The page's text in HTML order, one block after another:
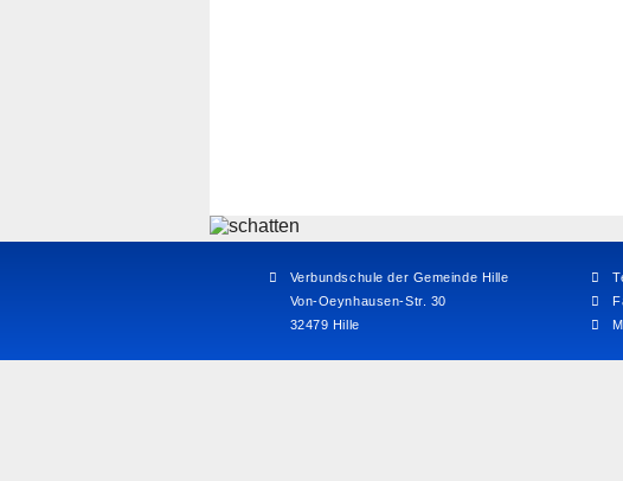
Verbundschule der Gemeinde Hille
Von-Oeynhausen-Str. 30
32479 Hille